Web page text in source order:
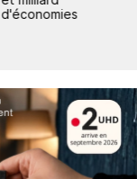
d'économies